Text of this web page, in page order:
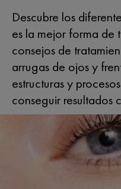
Descubre los
es la mejor forma de
consejos de
arrugas de ojos y
estructuras y
conseguir resultados